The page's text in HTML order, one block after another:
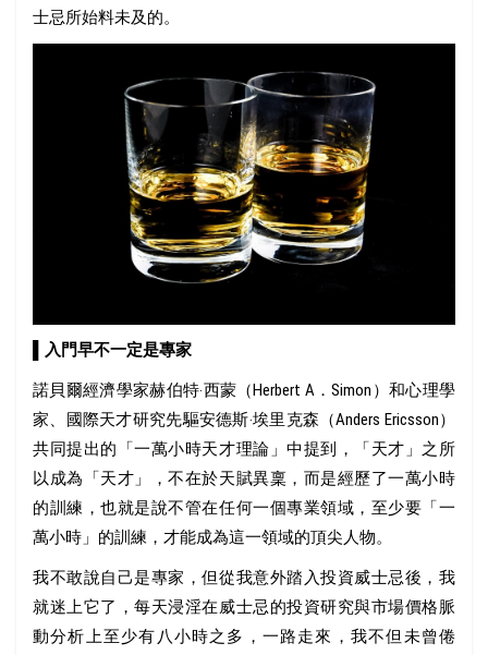
士忌所始料未及的。
▌入門早不一定是專家
諾貝爾經濟學家赫伯特‧西蒙（Herbert A．Simon）和心理學
家、國際天才研究先驅安德斯‧埃里克森（Anders Ericsson）
共同提出的「一萬小時天才理論」中提到，「天才」之所
以成為「天才」，不在於天賦異稟，而是經歷了一萬小時
的訓練，也就是說不管在任何一個專業領域，至少要「一
萬小時」的訓練，才能成為這一領域的頂尖人物。
我不敢說自己是專家，但從我意外踏入投資威士忌後，我
就迷上它了，每天浸淫在威士忌的投資研究與市場價格脈
動分析上至少有八小時之多，一路走來，我不但未曾倦